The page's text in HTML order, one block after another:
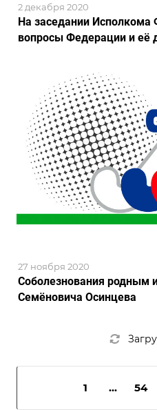
На заседании
вопросы Федерации и её
2 декабря 2020
Соболезнования родным
Семёновича Осинцева
27 ноября 2020
1 ... 54